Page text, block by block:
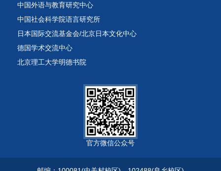
中国外语与教育研究中心
中国社会科学院语言研究所
日本国际交流基金会/北京日本文化中心
德国学术交流中心
北京理工大学明德书院
官方微信公众号